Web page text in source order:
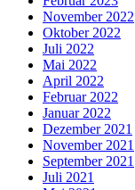
November 2022
Oktober 2022
Juli 2022
Mai 2022
April 2022
Februar 2022
Januar 2022
Dezember 2021
November 2021
September 2021
Juli 2021